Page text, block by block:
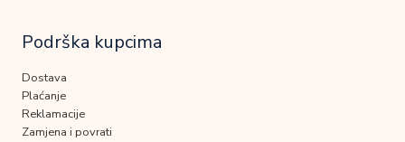
Podrška kupcima
Dostava
Plaćanje
Reklamacije
Zamjena i povrati